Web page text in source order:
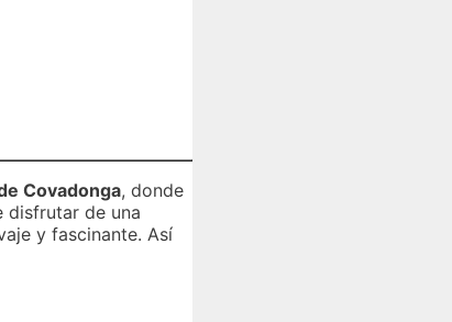
Covadonga, donde
disfrutar de una
y fascinante. Así